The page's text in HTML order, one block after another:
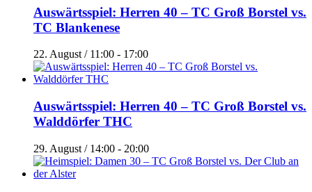
Auswärtsspiel: Herren 40 – TC Groß Borstel vs.
TC Blankenese
22. August / 11:00 - 17:00
Auswärtsspiel: Herren 40 – TC Groß Borstel vs.
Walddörfer THC
29. August / 14:00 - 20:00